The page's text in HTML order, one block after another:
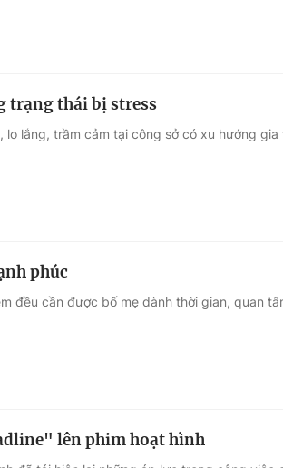
trạng thái bị stress
lắng, trầm cảm tại công sở có xu hướng gia
phúc
đều cần được bố mẹ dành thời gian, quan
lên phim hoạt hình